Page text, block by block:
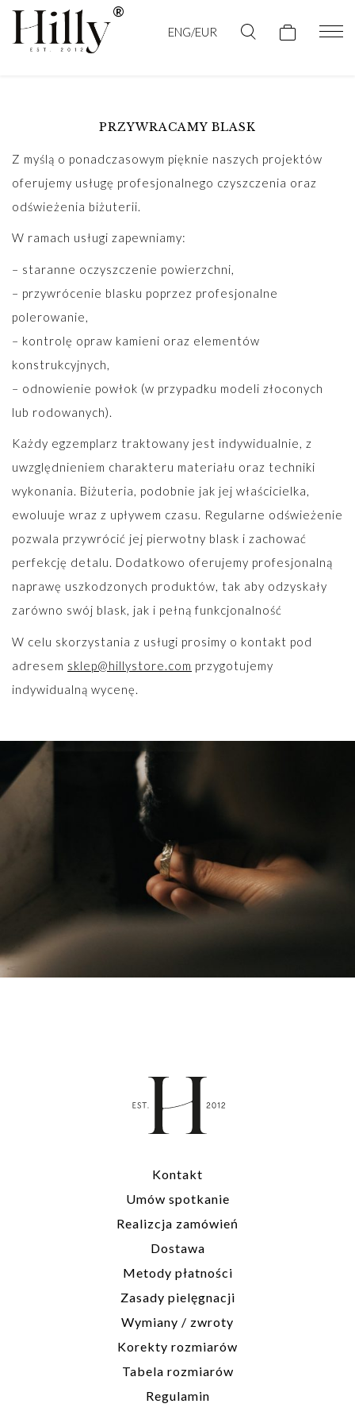
ENG/EUR
PRZYWRACAMY BLASK
Z myślą o ponadczasowym pięknie naszych projektów
oferujemy usługę profesjonalnego czyszczenia oraz
odświeżenia biżuterii.
W ramach usługi zapewniamy:
– staranne oczyszczenie powierzchni,
– przywrócenie blasku poprzez profesjonalne
polerowanie,
– kontrolę opraw kamieni oraz elementów
konstrukcyjnych,
– odnowienie powłok (w przypadku modeli złoconych
lub rodowanych).
Każdy egzemplarz traktowany jest indywidualnie, z
uwzględnieniem charakteru materiału oraz techniki
wykonania. Biżuteria, podobnie jak jej właścicielka,
ewoluuje wraz z upływem czasu. Regularne odświeżenie
pozwala przywrócić jej pierwotny blask i zachować
perfekcję detalu. Dodatkowo oferujemy profesjonalną
naprawę uszkodzonych produktów, tak aby odzyskały
zarówno swój blask, jak i pełną funkcjonalność
W celu skorzystania z usługi prosimy o kontakt pod
adresem sklep@hillystore.com przygotujemy
indywidualną wycenę.
Kontakt
Umów spotkanie
Realizcja zamówień
Dostawa
Metody płatności
Zasady pielęgnacji
Wymiany / zwroty
Korekty rozmiarów
Tabela rozmiarów
Regulamin